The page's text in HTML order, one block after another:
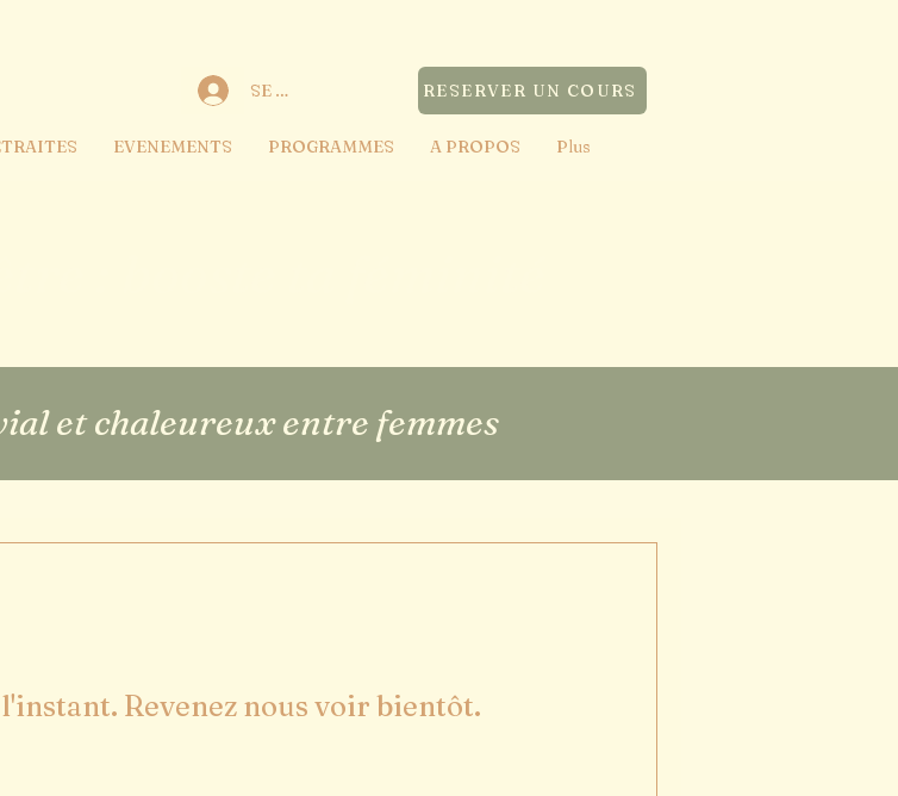
SE CONNECTER RESERVER UN COURS
EVENEMENTS PROGRAMMES A PROPOS Plus
et chaleureux entre femmes
Revenez nous voir bientôt.